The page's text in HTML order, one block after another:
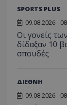
SPORTS PLUS
09.08.2026 -
Οι γονείς
δίδαξαν 10
σπουδές
ΔΙΕΘΝΗ
09.08.2026 -